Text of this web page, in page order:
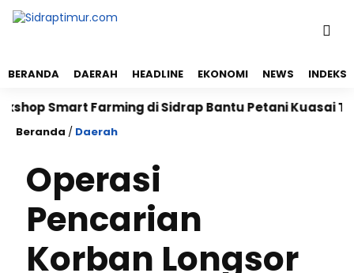
BERANDA DAERAH HEADLINE EKONOMI NEWS INDEKS
Farming di Sidrap Bantu Petani Kuasai
Beranda / Daerah
Operasi
Pencarian
Korban Longsor